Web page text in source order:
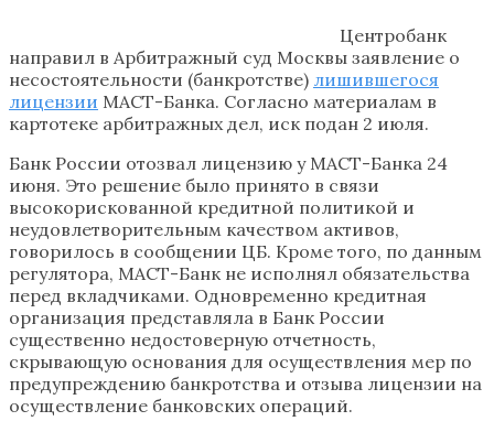
Центробанк
направил в Арбитражный суд Москвы заявление о
несостоятельности (банкротстве) лишившегося
лицензии МАСТ-Банка. Согласно материалам в
картотеке арбитражных дел, иск подан 2 июля.
Банк России отозвал лицензию у МАСТ-Банка 24
июня. Это решение было принято в связи
высокорискованной кредитной политикой и
неудовлетворительным качеством активов,
говорилось в сообщении ЦБ. Кроме того, по данным
регулятора, МАСТ-Банк не исполнял обязательства
перед вкладчиками. Одновременно кредитная
организация представляла в Банк России
существенно недостоверную отчетность,
скрывающую основания для осуществления мер по
предупреждению банкротства и отзыва лицензии на
осуществление банковских операций.